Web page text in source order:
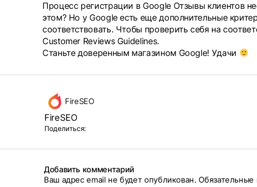
Процесс регистрации вGoogle Отзывы клиентов
этом? Но у Google есть еще дополнительные
соответствовать. Чтобы проверить себя на
Customer Reviews Guidelines.
Станьте доверенным магазином Google! Удачи
Данные
об авторе
и блок
FireSEO
FireSEO
Поделиться:
Добавить комментарий
Ваш адрес email не будет опубликован.
Alternative: